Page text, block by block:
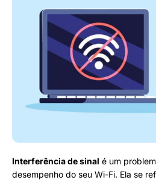
Interferência de sinal é um
desempenho do seu Wi-Fi. Ela se